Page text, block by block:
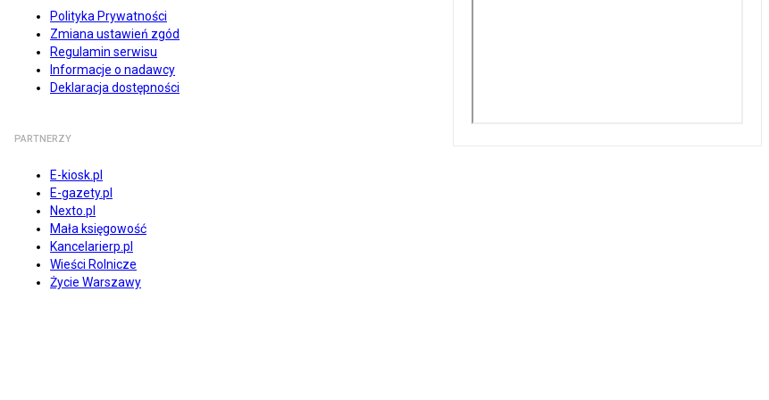
Polityka Prywatności
Zmiana ustawień zgód
Regulamin serwisu
Informacje o nadawcy
Deklaracja dostępności
PARTNERZY
E-kiosk.pl
E-gazety.pl
Nexto.pl
Mała księgowość
Kancelarierp.pl
Wieści Rolnicze
Życie Warszawy